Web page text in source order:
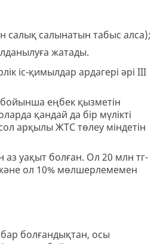
салық салынатын табыс алса);
жатады.
іс-қимылдар ардагері әрі III
еңбек қызметін
қандай да бір мүлікті
арқылы ЖТС төлеу міндетін
уақыт болған. Ол 20 млн тг-
ол 10% мөлшерлемемен
болғандықтан, осы